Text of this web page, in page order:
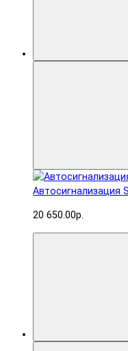
Автосигнализация
20 650.00р.